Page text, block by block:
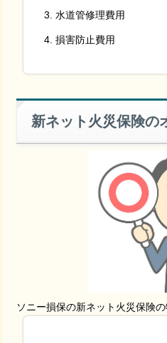
水道管修理費用
損害防止費用
新ネット火災保険の
ソニー損保の新ネット火災保険